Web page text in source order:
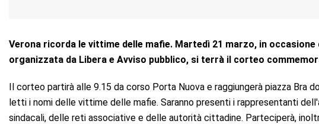
Verona ricorda le vittime delle mafie. Martedì 21 marzo, in occasione
organizzata da Libera e Avviso pubblico, si terrà il corteo
Il corteo partirà alle 9.15 da corso Porta Nuova e raggiungerà piazza Bra
letti i nomi delle vittime delle mafie. Saranno presenti i rappresentanti
sindacali, delle reti associative e delle autorità cittadine. Parteciperà,